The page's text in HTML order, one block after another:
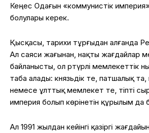
Кеңес Одағын «коммунистік
болулары керек.
Қысқасы, тарихи тұрғыдан алғанда
Ал саяси жағынан, нақты жағдайлар
байланысты, ол әртүрлі мемлекеттік
таба алады: князьдік те, патшалық
немесе ұлттық мемлекет те, тіпті
империя болып көрінетін құрылым да
Ал 1991 жылдан кейінгі қазіргі